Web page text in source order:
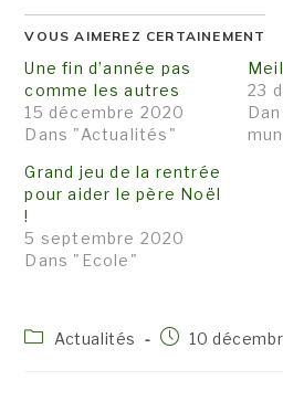
VOUS AIMEREZ CERTAINEMENT
Une fin d’année pas
comme les autres
15 décembre 2020
Dans "Actualités"
23
Grand jeu de la rentrée
pour aider le père Noël
!
5 septembre 2020
Dans "Ecole"
PostActualités
Publication
10